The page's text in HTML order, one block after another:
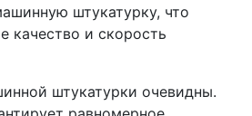
штукатурку, что
качество и скорость
штукатурки очевидны.